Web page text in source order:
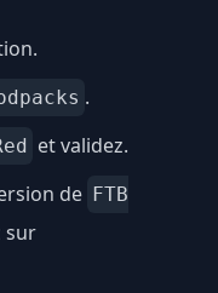
.
et validez.
de FTB
sur